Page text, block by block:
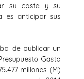
su coste y su
es anticipar sus
de publicar un
Gasto
millones (M)